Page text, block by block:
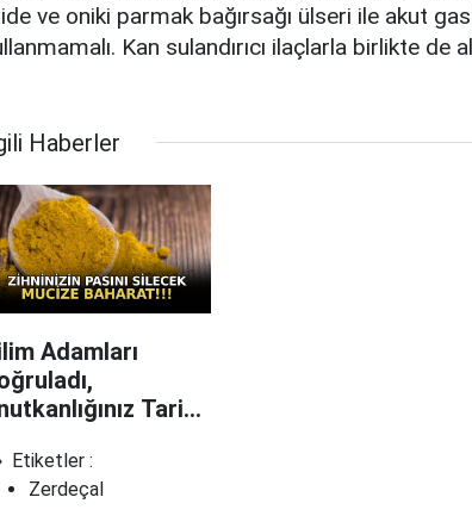
ve oniki parmak bağırsağı ülseri ile akut
Kan sulandırıcı ilaçlarla birlikte de
Haberler
Adamları
Tarihe
Etiketler :
Zerdeçal